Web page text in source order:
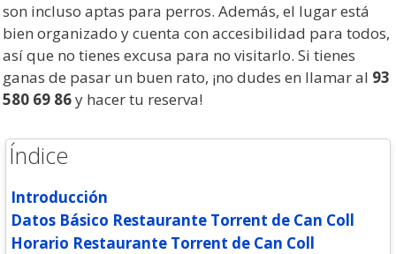
son incluso aptas para perros. Además, el lugar está
bien organizado y cuenta con accesibilidad para todos,
así que no tienes excusa para no visitarlo. Si tienes
ganas de pasar un buen rato, ¡no dudes en llamar al 93
580 69 86y hacer tu reserva!
Índice
Introducción
Datos Básico Restaurante Torrent de Can Coll
Horario Restaurante Torrent de Can Coll